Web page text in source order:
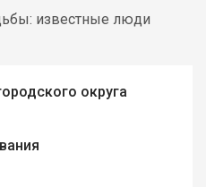
известные люди
округа